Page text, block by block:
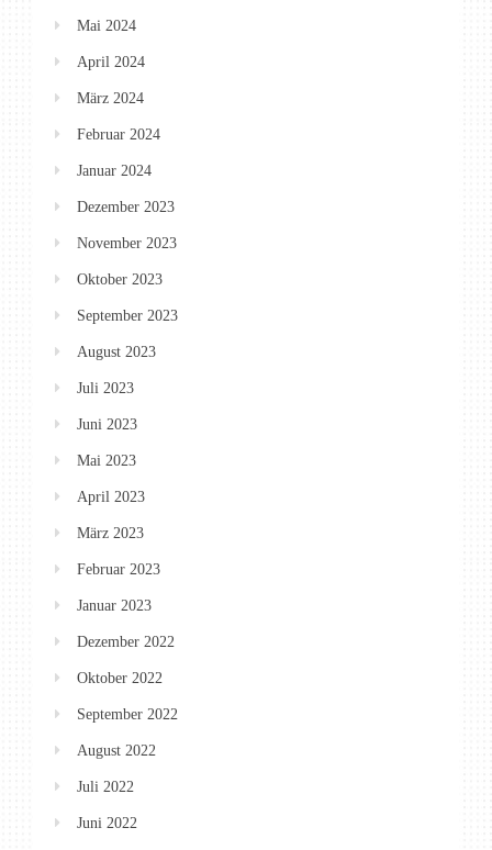
Mai 2024
April 2024
März 2024
Februar 2024
Januar 2024
Dezember 2023
November 2023
Oktober 2023
September 2023
August 2023
Juli 2023
Juni 2023
Mai 2023
April 2023
März 2023
Februar 2023
Januar 2023
Dezember 2022
Oktober 2022
September 2022
August 2022
Juli 2022
Juni 2022